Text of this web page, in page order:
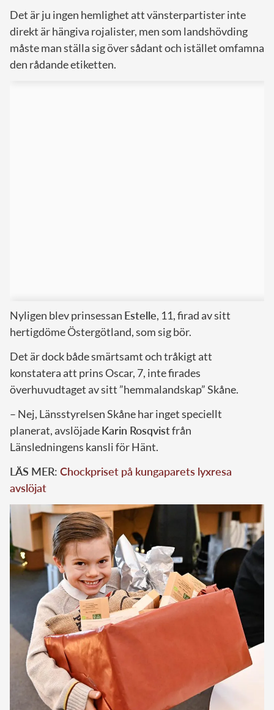
Det är ju ingen hemlighet att vänsterpartister inte
direkt är hängiva rojalister, men som landshövding
måste man ställa sig över sådant och istället omfamna
den rådande etiketten.
Nyligen blev prinsessan Estelle, 11, firad av sitt
hertigdöme Östergötland, som sig bör.
Det är dock både smärtsamt och tråkigt att
konstatera att prins Oscar, 7, inte firades
överhuvudtaget av sitt ”hemmalandskap” Skåne.
– Nej, Länsstyrelsen Skåne har inget speciellt
planerat, avslöjadeKarin Rosqvistfrån
Länsledningens kansli för Hänt.
LÄS MER: Chockpriset på kungaparets lyxresa
avslöjat